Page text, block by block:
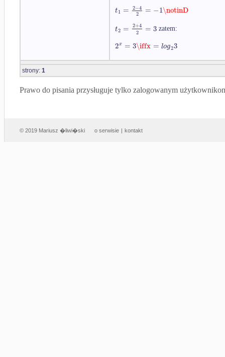
t1 = 2−4
2 = −1\notinD
t2 = 2+4
2 = 3 zatem:
2x = 3\iffx = log23
strony: 1
Prawo do pisania przysługuje tylko zalogowanym
© 2019 Mariusz �liwi�ski o serwisie | kontakt